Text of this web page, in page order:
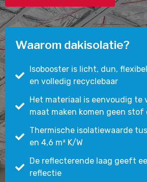
Waarom dakisolatie?
Isobooster is licht, dun,
en volledig recyclebaar
Het materiaal is eenvoudig te
maat maken komen geen stof
Thermische isolatiewaarde
en 4,6 m² K/W
De reflecterende laag geeft
reflectie